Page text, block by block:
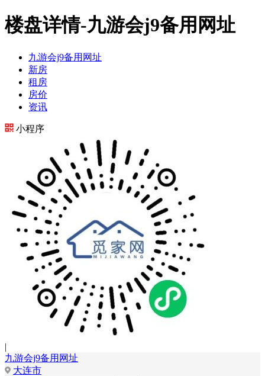
楼盘详情-九游会j9备用网址
九游会j9备用网址
新房
租房
房价
资讯
小程序
|
九游会j9备用网址
大连市